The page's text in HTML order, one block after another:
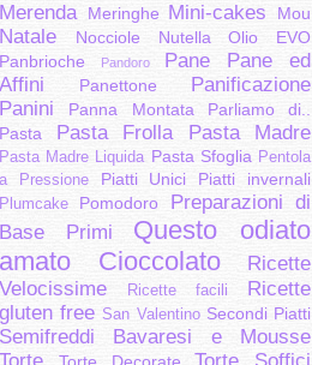
Merenda Meringhe Mini-cakes Mou
Natale Nocciole Nutella
Olio EVO
Panbrioche
Pandoro Pane
Pane ed
Affini
Panettone
Panificazione
Panini
Panna Montata
Parliamo di..
Pasta
Pasta Frolla Pasta Madre
Pasta Madre Liquida Pasta Sfoglia Pentola
a Pressione
Piatti Unici Piatti invernali
Plumcake Pomodoro
Preparazioni di
Base
Primi
Questo odiato
amato Cioccolato
Ricette
Velocissime
Ricette facili
Ricette
gluten free San Valentino Secondi Piatti
Semifreddi Bavaresi e Mousse
Torte
Torte Decorate
Torte Soffici